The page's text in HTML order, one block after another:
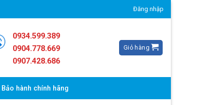
Đăng nhập
0934.599.389
0904.778.669
0907.428.686
Giỏ hàng
Bảo hành chính hãng